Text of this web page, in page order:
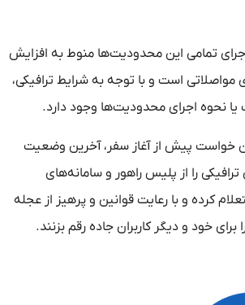
تمامی این محدودیت‌ها منوط به افزایش
است و با توجه به شرایط ترافیکی،
یا نحوه اجرای محدودیت‌ها وجود دارد.
خواست پیش از آغاز سفر، آخرین وضعیت
را از پلیس راهور و سامانه‌های
کرده و با رعایت قوانین و پرهیز از عجله
خود و دیگر کاربران جاده رقم بزنند.